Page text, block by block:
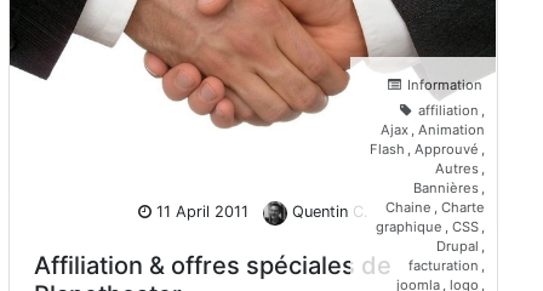
11 April 2011 Quentin C.
Affiliation & offres spéciales de
Information
affiliation ,
Ajax , Animation
Flash , Approuvé ,
Autres ,
Bannières ,
Chaine , Charte
graphique , CSS ,
Drupal ,
facturation ,
joomla , logo ,